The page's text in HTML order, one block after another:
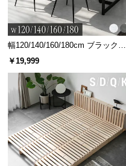
幅120/140/160/180cm ブラックフ
レーム ダイニング 大理石調 4人掛
￥19,999